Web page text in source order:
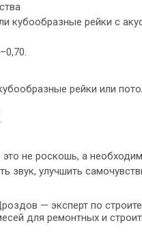
кубообразные рейки с
рейки или
не роскошь, а
звук, улучшить
— эксперт по
для ремонтных и